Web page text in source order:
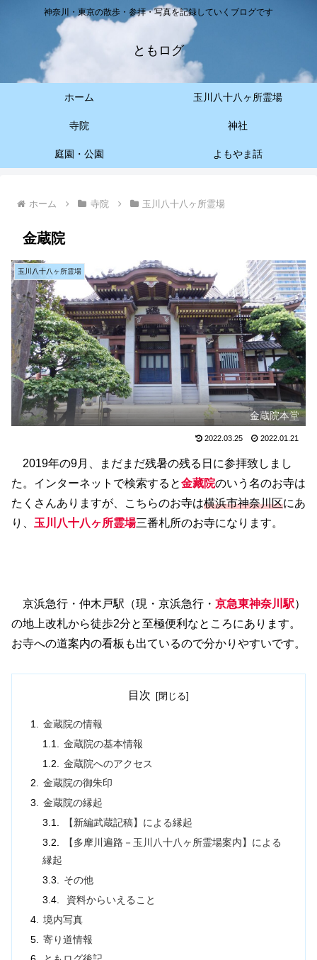
神奈川・東京の散歩・参拝・写真を記録していくブログです
ともログ
ホーム 玉川八十八ヶ所霊場
寺院 神社
庭園・公園 よもやま話
ホーム 寺院 玉川八十八ヶ所霊場
金蔵院
玉川八十八ヶ所霊場
金蔵院本堂
2022.03.25 2022.01.21
2019年の9月、まだまだ残暑の残る日に参拝致しまし
た。インターネットで検索すると金藏院のいう名のお寺は
たくさんありますが、こちらのお寺は横浜市神奈川区にあ
り、 玉川八十八ヶ所霊場三番札所のお寺になります。
京浜急行・仲木戸駅（現・京浜急行・ 京急東神奈川駅）
の地上改札から徒歩2分と至極便利なところにあります。
お寺への道案内の看板も出ているので分かりやすいです。
目次
金蔵院の情報
金蔵院の基本情報
金蔵院へのアクセス
金蔵院の御朱印
金蔵院の縁起
【新編武蔵記稿】による縁起
【多摩川遍路－玉川八十八ヶ所霊場案内】による
縁起
その他
資料からいえること
境内写真
寄り道情報